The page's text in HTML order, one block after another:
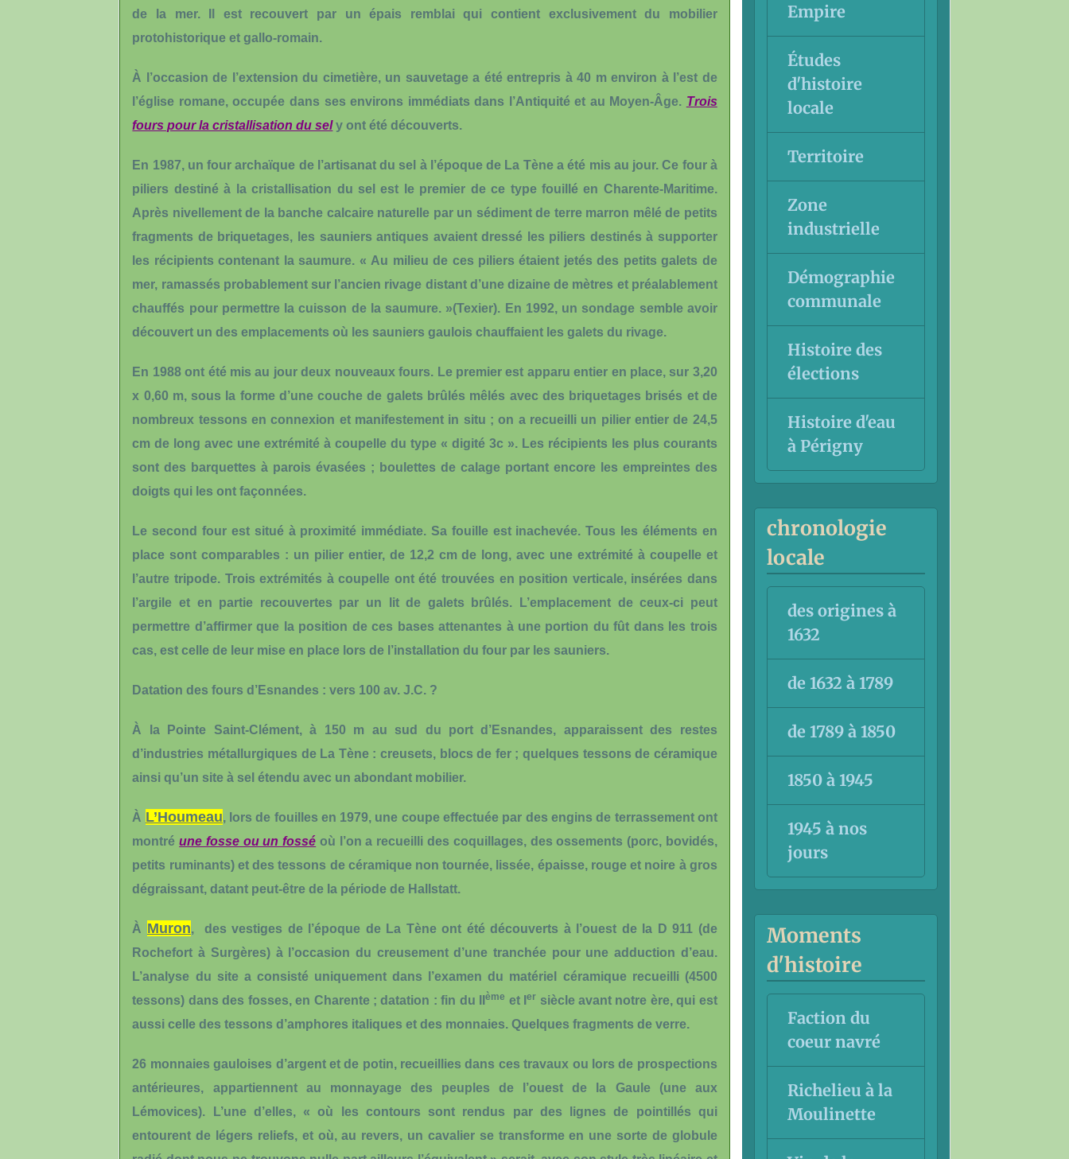
de la mer. Il est recouvert par un épais remblai qui contient exclusivement du mobilier
protohistorique et gallo-romain.
À l’occasion de l’extension du cimetière, un sauvetage a été entrepris à 40 m environ à l’est de
l’église romane, occupée dans ses environs immédiats dans l’Antiquité et au Moyen-Âge. Trois
fours pour la cristallisation du sel y ont été découverts.
En 1987, un four archaïque de l’artisanat du sel à l’époque de La Tène a été mis au jour. Ce four à
piliers destiné à la cristallisation du sel est le premier de ce type fouillé en Charente-Maritime.
Après nivellement de la banche calcaire naturelle par un sédiment de terre marron mêlé de petits
fragments de briquetages, les sauniers antiques avaient dressé les piliers destinés à supporter
les récipients contenant la saumure. « Au milieu de ces piliers étaient jetés des petits galets de
mer, ramassés probablement sur l’ancien rivage distant d’une dizaine de mètres et préalablement
chauffés pour permettre la cuisson de la saumure. »(Texier). En 1992, un sondage semble avoir
découvert un des emplacements où les sauniers gaulois chauffaient les galets du rivage.
En 1988 ont été mis au jourdeux nouveaux fours. Le premier est apparu entier en place, sur 3,20
x 0,60 m, sous la forme d’une couche de galets brûlés mêlés avec des briquetages brisés et de
nombreux tessons en connexion et manifestement in situ ; on a recueilli un pilier entier de 24,5
cm de long avec une extrémité à coupelle du type « digité 3c ». Les récipients les plus courants
sont des barquettes à parois évasées ; boulettes de calage portant encore les empreintes des
doigts qui les ont façonnées.
Le second four est situé à proximité immédiate. Sa fouille est inachevée. Tous les éléments en
place sont comparables : un pilier entier, de 12,2 cm de long, avec une extrémité à coupelle et
l’autre tripode. Trois extrémités à coupelle ont été trouvées en position verticale, insérées dans
l’argile et en partie recouvertes par un lit de galets brûlés. L’emplacement de ceux-ci peut
permettre d’affirmer que la position de ces bases attenantes à une portion du fût dans les trois
cas, est celle de leur mise en place lors de l’installation du four par les sauniers.
Datation des fours d’Esnandes : vers 100 av. J.C. ?
À laPointe Saint-Clément,à 150 m au sud du port d’Esnandes, apparaissent des restes
d’industries métallurgiques de La Tène : creusets, blocs de fer ; quelques tessons de céramique
ainsi qu’un site à sel étendu avec un abondant mobilier.
À L’Houmeau, lors de fouilles en 1979, une coupe effectuée par des engins de terrassement ont
montréune fosse ou un fossé où l’on a recueilli des coquillages, desossements (porc, bovidés,
petits ruminants) et destessons de céramique non tournée, lissée, épaisse, rouge et noire à gros
dégraissant, datant peut-être de la période de Hallstatt.
À Muron, des vestiges de l’époque de La Tène ont été découverts à l’ouest de la D 911 (de
Rochefort à Surgères) à l’occasion du creusement d’une tranchée pour une adduction d’eau.
L’analyse du site a consisté uniquement dans l’examen du matériel céramique recueilli (4500
tessons) dans des fosses, en Charente ; datation : fin du IIème et Ier siècle avant notre ère, qui est
aussi celle des tessons d’amphores italiques et des monnaies. Quelquesfragments de verre.
26 monnaies gauloises d’argent et de potin, recueillies dans ces travaux ou lors de prospections
antérieures, appartiennent au monnayage des peuples de l’ouest de la Gaule (une aux
Lémovices). L’une d’elles, « où les contours sont rendus par des lignes de pointillés qui
entourent de légers reliefs, et où, au revers, un cavalier se transforme en une sorte de globule
Empire
Études
d'histoire
locale
Territoire
Zone
industrielle
Démographie
communale
Histoire des
élections
Histoire d'eau
à Périgny
chronologie
locale
des origines à
1632
de 1632 à 1789
de 1789 à 1850
1850 à 1945
1945 à nos
jours
Moments
d'histoire
Faction du
coeur navré
Richelieu à la
Moulinette